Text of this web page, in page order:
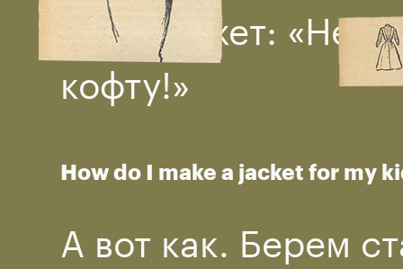
и он скажет: «Не
кофту!»
How do I make a jacket for my
А вот как. Берем